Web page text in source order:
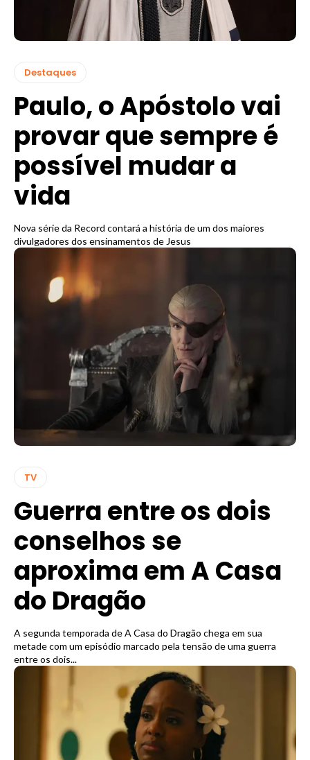
Destaques
Paulo, o Apóstolo vai
provar que sempre é
possível mudar a
vida
Nova série da Record contará a história de um dos maiores
divulgadores dos ensinamentos de Jesus
TV
Guerra entre os dois
conselhos se
aproxima em A Casa
do Dragão
A segunda temporada de A Casa do Dragão chega em sua
metade com um episódio marcado pela tensão de uma guerra
entre os dois...